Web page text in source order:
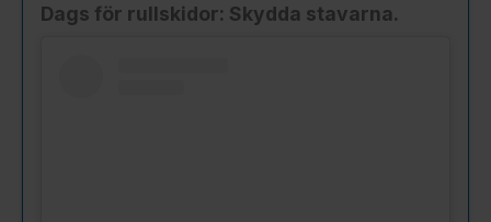
Dags för rullskidor: Skydda stavarna.